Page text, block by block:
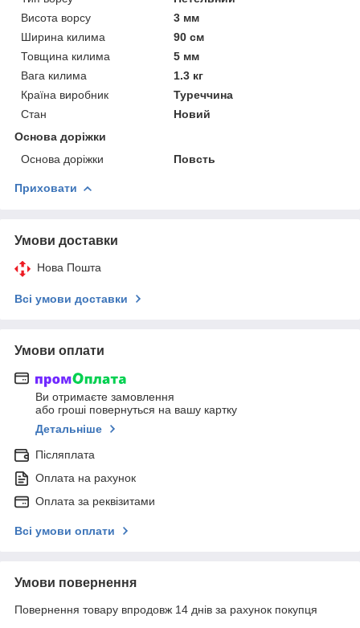
Висота ворсу
3 мм
Ширина килима
90 см
Товщина килима
5 мм
Вага килима
1.3 кг
Країна виробник
Туреччина
Стан
Новий
Основа доріжки
Основа доріжки
Повсть
Приховати
Умови доставки
Нова Пошта
Всі умови доставки
Умови оплати
Ви отримаєте замовлення
або гроші повернуться на вашу картку
Детальніше
Післяплата
Оплата на рахунок
Оплата за реквізитами
Всі умови оплати
Умови повернення
Повернення товару впродовж 14 днів за рахунок покупця